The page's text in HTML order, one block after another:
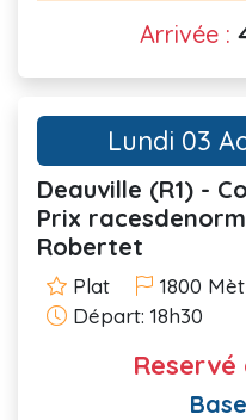
Arrivée :
Lundi 03
Deauville (R1) -
Prix
Robertet
Plat 1800
Départ: 18h30
Reservé